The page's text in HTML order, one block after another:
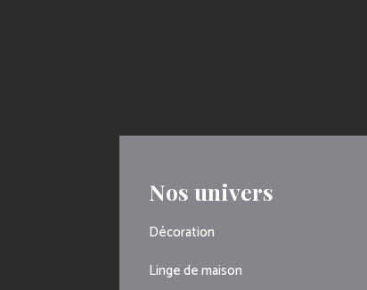
Nos univers
Décoration
Linge de maison